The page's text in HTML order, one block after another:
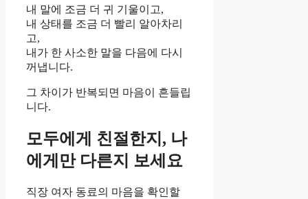
내 말에 조금 더 귀 기울이고,
내 상태를 조금 더 빨리 알아차리
고,
내가 한 사소한 말을 다음에 다시
꺼냅니다.
그 차이가 반복되면 마음이 흔들립
니다.
모두에게 친절한지, 나
에게만 다른지 보세요
직장 여자 동료의 마음을 확인할